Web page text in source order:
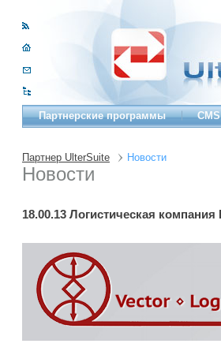
Партнерские программы CMS
Партнер UlterSuite Новости
Новости
18.00.13 Логистическая